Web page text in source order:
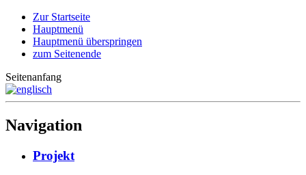
Zur Startseite
Hauptmenü
Hauptmenü überspringen
zum Seitenende
Seitenanfang
Navigation
Projekt